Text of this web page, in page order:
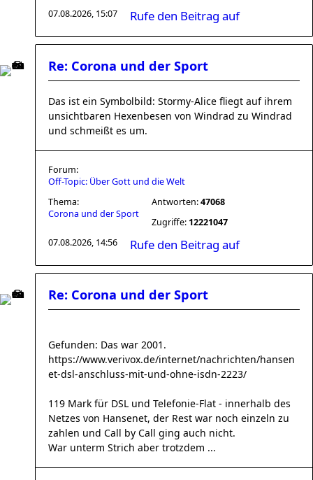
07.08.2026, 15:07
Rufe den Beitrag auf
Re: Corona und der Sport
Das ist ein Symbolbild: Stormy-Alice fliegt auf ihrem
unsichtbaren Hexenbesen von Windrad zu Windrad
und schmeißt es um.
Forum:
Off-Topic: Über Gott und die Welt
Thema:
Corona und der Sport
Antworten:47068
Zugriffe: 12221047
07.08.2026, 14:56
Rufe den Beitrag auf
Re: Corona und der Sport
Gefunden: Das war 2001.
https://www.verivox.de/internet/nachrichten/hansen
et-dsl-anschluss-mit-und-ohne-isdn-2223/
119 Mark für DSL und Telefonie-Flat - innerhalb des
Netzes von Hansenet, der Rest war noch einzeln zu
zahlen und Call by Call ging auch nicht.
War unterm Strich aber trotzdem ...